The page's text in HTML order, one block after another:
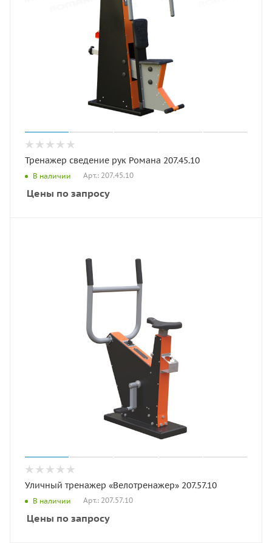
Тренажер сведение рук Романа 207.45.10
В наличии Арт.: 207.45.10
Цены по запросу
Уличный тренажер «Велотренажер» 207.57.10
В наличии Арт.: 207.57.10
Цены по запросу